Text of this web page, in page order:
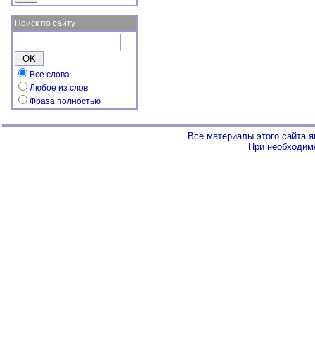
Поиск по сайту
Все слова
Любое из слов
Фраза полностью
Все материалы этого сайта
При